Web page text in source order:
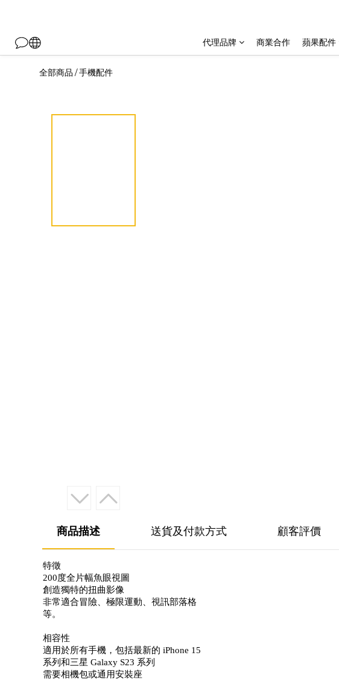
代理品牌 商業合作 蘋果配件
全部商品 /手機配件
商品描述 送貨及付款方式 顧客評價
特徵
200度全片幅魚眼視圖
創造獨特的扭曲影像
非常適合冒險、極限運動、視訊部落格
等。
相容性
適用於所有手機，包括最新的 iPhone 15
系列和三星 Galaxy S23 系列
需要相機包或通用安裝座